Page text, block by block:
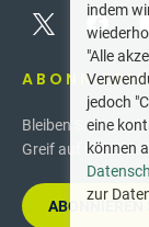
Bleiben Sie über
Greif auf dem
ABONNIEREN
indem
"Alle
jedoch
eine
können
zur